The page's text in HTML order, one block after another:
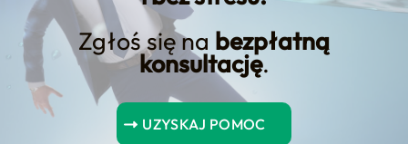
Zgłoś się na bezpłatną
konsultację.
UZYSKAJ POMOC
Zawieszenie działalności
gospodarczej. Jak zawiesić
działalność gospodarczą?
Kontynuując działalność gospodarczą wymaga
staranności i strategii – dowiedz się, jak zawiesić